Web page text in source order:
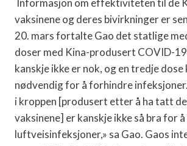
vaksinene og deres bivirkninger er
20. mars fortalte Gao det statlige
doser med Kina-produsert COVID-
kanskje ikke er nok, og en tredje
nødvendig for å forhindre
i kroppen [produsert etter å ha tatt
vaksinene] er kanskje ikke så bra for
luftveisinfeksjoner,» sa Gao. Gaos